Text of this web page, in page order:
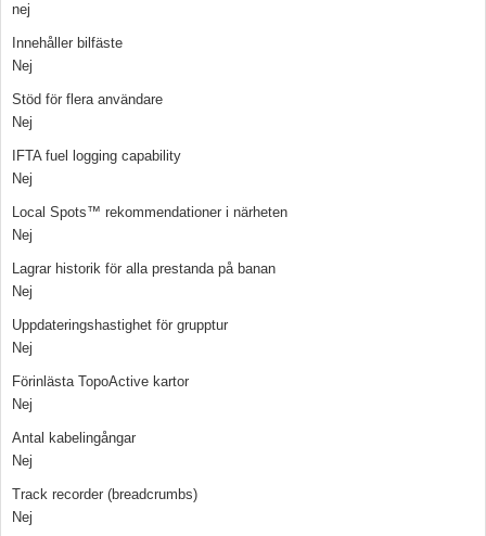
nej
Innehåller bilfäste
Nej
Stöd för flera användare
Nej
IFTA fuel logging capability
Nej
Local Spots™ rekommendationer i närheten
Nej
Lagrar historik för alla prestanda på banan
Nej
Uppdateringshastighet för grupptur
Nej
Förinlästa TopoActive kartor
Nej
Antal kabelingångar
Nej
Track recorder (breadcrumbs)
Nej